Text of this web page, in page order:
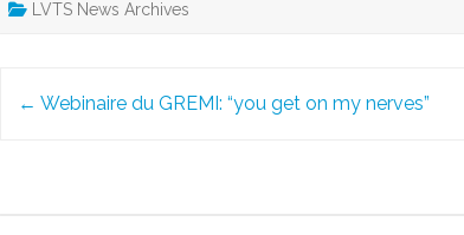
LVTS News Archives
← Webinaire du GREMI: “you get on my nerves”